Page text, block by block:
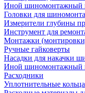
Иной шиномонтажный
Головки для
Измерители глубины
Инструмент для
Монтажки
Ручные гайковерты
Насадки для накачки
Иной шиномонтажный
Расходники
Уплотнительные кольца